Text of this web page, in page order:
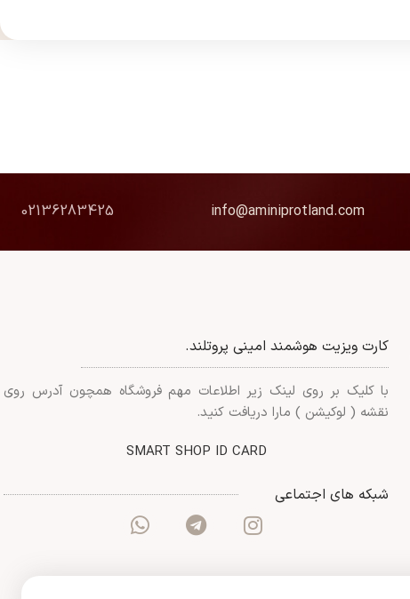
info@aminiprotland.com
02136283425
کارت ویزیت هوشمند امینی پروتلند.
با کلیک بر روی لینک زیر اطلاعات مهم فروشگاه همچون آدرس روی
نقشه ( لوکیشن ) مارا دریافت کنید.
SMART SHOP ID CARD
شبکه های اجتماعی